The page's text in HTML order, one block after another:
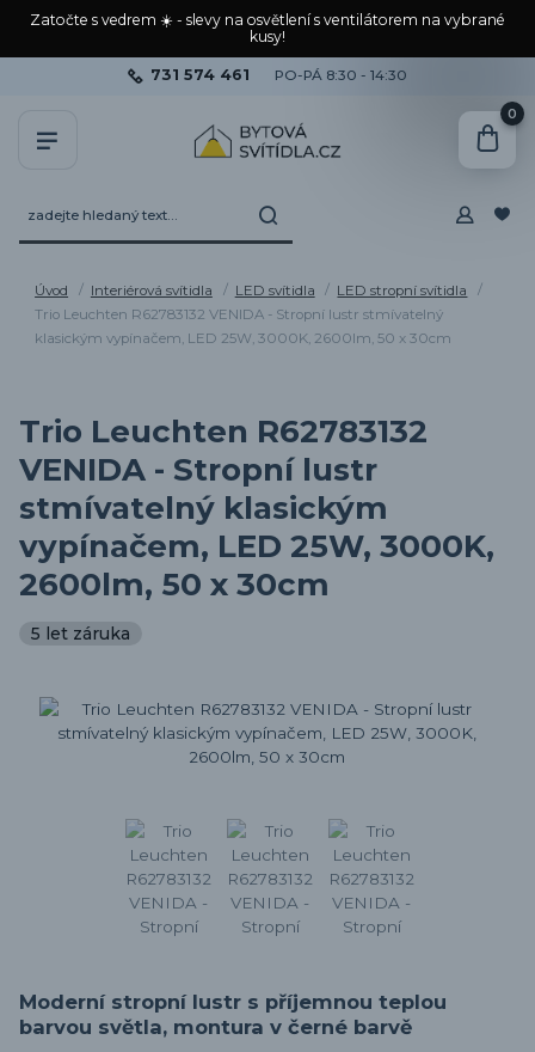
Zatočte s vedrem ☀️ - slevy na osvětlení s ventilátorem na vybrané
kusy!
731 574 461 PO-PÁ 8:30 - 14:30
0
Úvod Interiérová svítidla LED svítidla
LED stropní svítidla
Trio Leuchten R62783132 VENIDA - Stropní lustr stmívatelný
klasickým vypínačem, LED 25W, 3000K, 2600lm, 50 x 30cm
Trio Leuchten R62783132
VENIDA - Stropní lustr
stmívatelný klasickým
vypínačem, LED 25W, 3000K,
2600lm, 50 x 30cm
5 let záruka
Moderní stropní lustr s příjemnou teplou
barvou světla, montura v černé barvě